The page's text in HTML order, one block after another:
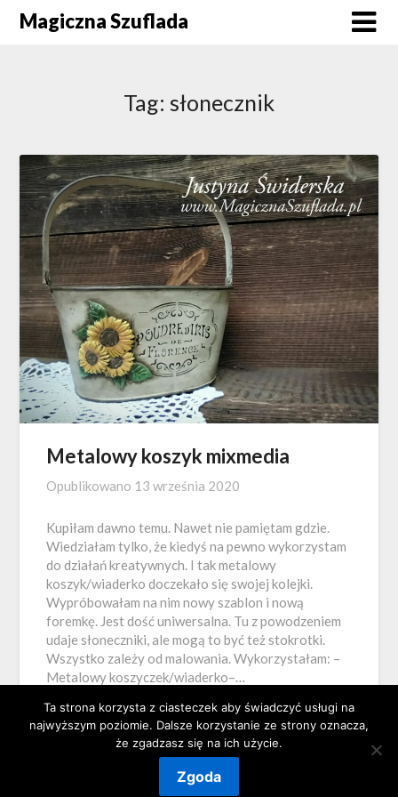
SkipMagiczna Szuflada
Tag: słonecznik
Metalowy koszyk mixmedia
Opublikowano 13 września 2020
Kupiłam dawno temu. Nawet nie pamiętam gdzie.
Wiedziałam tylko, że kiedyś na pewno wykorzystam
do działań kreatywnych. I tak metalowy
koszyk/wiaderko doczekało się swojej kolejki.
Wypróbowałam na nim nowy szablon i nową
foremkę. Jest dość uniwersalna. Tu z powodzeniem
udaje słoneczniki, ale mogą to być też stokrotki.
Wszystko zależy od malowania. Wykorzystałam: –
Metalowy koszyczek/wiaderko–…
©2026 Magiczna Szuflada| Powered by
Ta strona korzysta z ciasteczek aby świadczyć usługi na
najwyższym poziomie. Dalsze korzystanie ze strony oznacza,
że zgadzasz się na ich użycie.
Zgoda